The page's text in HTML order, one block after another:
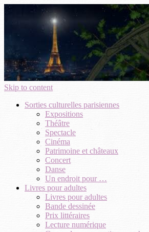
Skip to content
Sorties culturelles parisiennes
Expositions
Théâtre
Spectacle
Cinéma
Patrimoine et châteaux
Concert
Danse
Un endroit pour …
Livres pour adultes
Livres pour adultes
Bande dessinée
Prix littéraires
Lecture numérique